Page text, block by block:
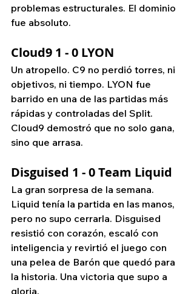
problemas estructurales. El dominio
fue absoluto.
Cloud9 1 - 0 LYON
Un atropello. C9 no perdió torres, ni
objetivos, ni tiempo. LYON fue
barrido en una de las partidas más
rápidas y controladas del Split.
Cloud9 demostró que no solo gana,
sino que arrasa.
Disguised 1 - 0 Team Liquid
La gran sorpresa de la semana.
Liquid tenía la partida en las manos,
pero no supo cerrarla. Disguised
resistió con corazón, escaló con
inteligencia y revirtió el juego con
una pelea de Barón que quedó para
la historia. Una victoria que supo a
gloria.